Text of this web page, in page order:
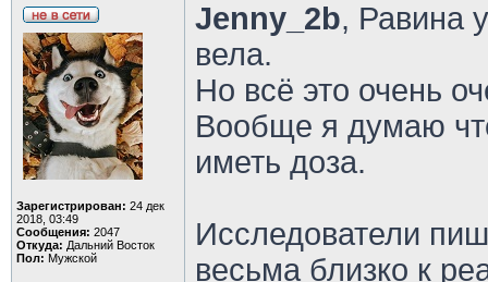
Зарегистрирован: 24 дек
2018, 03:49
Сообщения: 2047
Откуда: Дальний Восток
Пол: Мужской
Jenny_2b, Равина
вела.
Но всё это очень
Вообще я думаю
иметь доза.
Исследователи
весьма близко к